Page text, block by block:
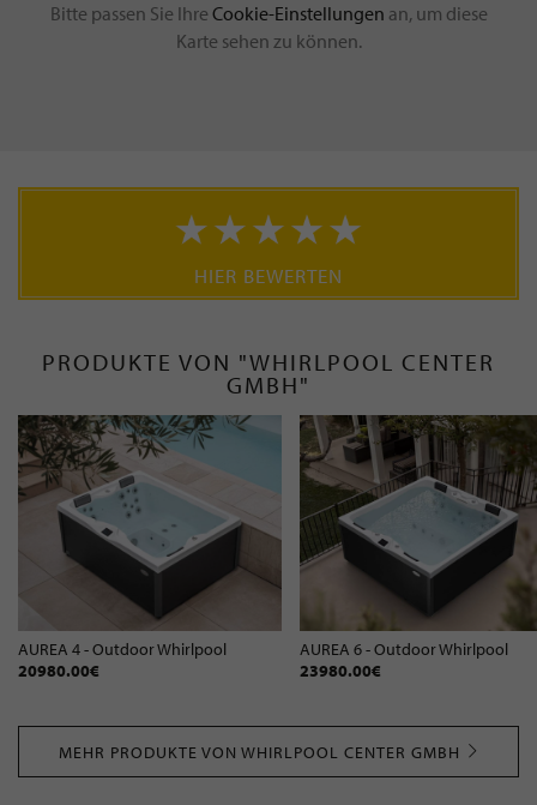
Bitte passen Sie Ihre Cookie-Einstellungen an, um diese
Karte sehen zu können.
HIER BEWERTEN
PRODUKTE VON "WHIRLPOOL CENTER
GMBH"
AUREA 4 - Outdoor Whirlpool
20980.00€
AUREA 6 - Outdoor Whirlpool
23980.00€
MEHR PRODUKTE VON WHIRLPOOL CENTER GMBH